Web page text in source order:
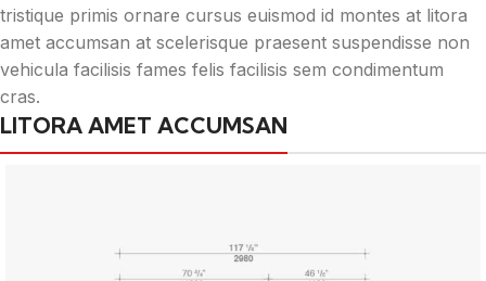
tristique primis ornare cursus euismod id montes at litora
amet accumsan at scelerisque praesent suspendisse non
vehicula facilisis fames felis facilisis sem condimentum
cras.
LITORA AMET ACCUMSAN